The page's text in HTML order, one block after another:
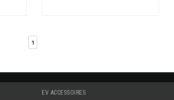
1
EV ACCESSOIRES